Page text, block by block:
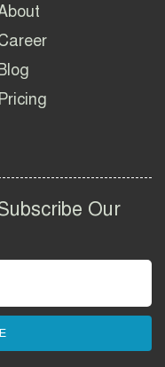
২০২৬ | DNC
2026
করতে কি কি লাগে
পাসপোর্ট আবেদন ও
Circular 2026
নিয়োগ বিজ্ঞপ্তি
পুলিশ এএসআই
Blog
Pricing
Our